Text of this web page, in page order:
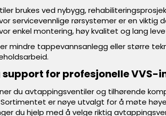
brukes ved nybygg,
servicevennlige rørsystemer er en
enkel montering, høy kvalitet og lang
mindre tappevannsanlegg eller større
for profesjonelle VVS-
du avtappingsventiler og tilhørende
er nøye utvalgt for å møte
du hjelp med å velge riktig